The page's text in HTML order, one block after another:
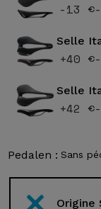
-13 €
Selle
+40 €
Selle
+42 €
Pedalen : Sans
Origine